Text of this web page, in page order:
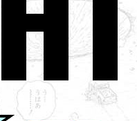
NEO- DLC ist da!
Sparking! Der Titellied
Figur, die gegen